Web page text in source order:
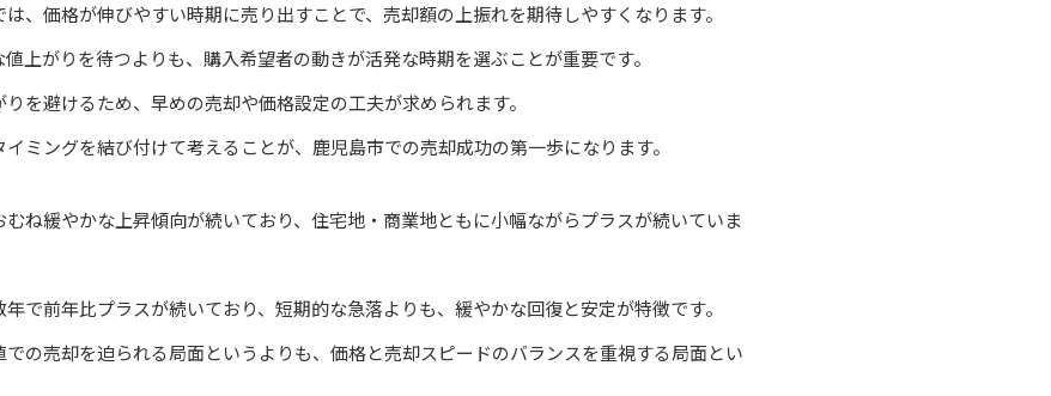
、価格が伸びやすい時期に売り出すことで、売却額の上振れを期待しやすくなります。
上がりを待つよりも、購入希望者の動きが活発な時期を選ぶことが重要です。
を避けるため、早めの売却や価格設定の工夫が求められます。
ミングを結び付けて考えることが、鹿児島市での売却成功の第一歩になります。
ね緩やかな上昇傾向が続いており、住宅地・商業地ともに小幅ながらプラスが続いていま
で前年比プラスが続いており、短期的な急落よりも、緩やかな回復と安定が特徴です。
の売却を迫られる局面というよりも、価格と売却スピードのバランスを重視する局面とい